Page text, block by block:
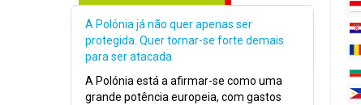
A Polónia já não quer apenas ser
protegida. Quer tornar-se forte demais
para ser atacada
A Polónia está a afirmar-se como uma
grande potência europeia, com gastos